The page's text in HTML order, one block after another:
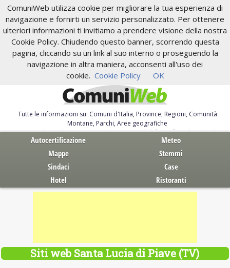
ComuniWeb utilizza cookie per migliorare la tua esperienza di
navigazione e fornirti un servizio personalizzato. Per ottenere
ulteriori informazioni ti invitiamo a prendere visione della nostra
Cookie Policy. Chiudendo questo banner, scorrendo questa
pagina, cliccando su un link al suo interno o proseguendo la
navigazione in altra maniera, acconsenti all'uso dei
cookie. Cookie Policy OK
Tutte le informazioni su: Comuni d'Italia, Province, Regioni, Comunità
Montane, Parchi, Aree geografiche
Servizi al Cittadino. Autocertificazione, moduli, leggi, free download
Autocertificazione
Meteo
Mappe
Stemmi
Sindaci
Case
Hotel
Ristoranti
Siti web Santa Lucia di Piave (TV)